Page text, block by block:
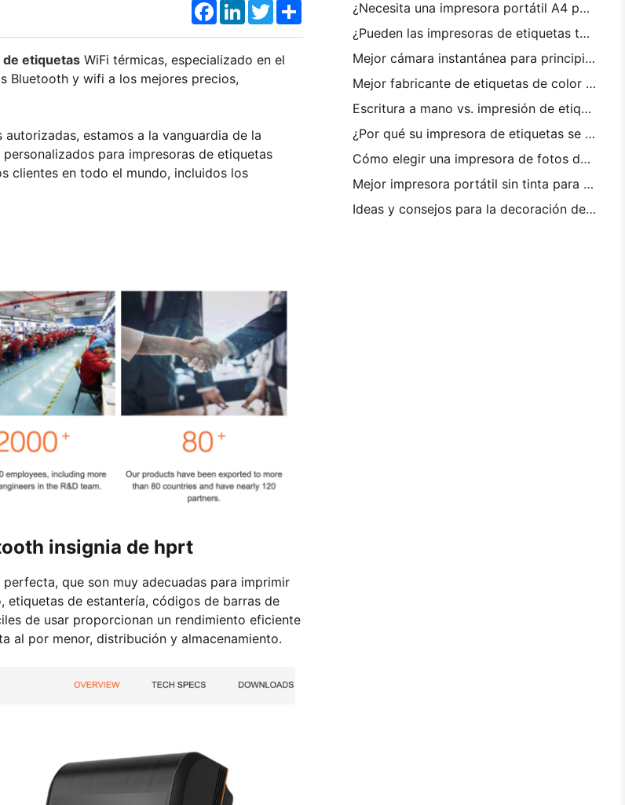
Facebook
LinkedInTwitterShare
etiquetas WiFi térmicas, especializado en el
Bluetooth y wifi a los mejores precios,
estamos a la vanguardia de la
para impresoras de etiquetas
clientes en todo el mundo, incluidos los
insignia de hprt
que son muy adecuadas para imprimir
de estantería, códigos de barras de
de usar proporcionan un rendimiento eficiente
al por menor, distribución y almacenamiento.
¿Necesita una impresora portátil A4 para facturas de almacén? Lo que realmente funciona
¿Pueden las impresoras de etiquetas térmicas hacer etiquetas impermeables para productos de pequeñas empresas?
Mejor cámara instantánea para principiantes que no quieren desperdiciar papel
Mejor fabricante de etiquetas de color para diarios y scrapbooking: Añadir más color a cada página
Escritura a mano vs. impresión de etiquetas de envío: consejos para las pequeñas empresas en 2026
¿Por qué su impresora de etiquetas se bloquea?
Cómo elegir una impresora de fotos de bolsillo: una guía completa para los usuarios de diario, viajes y iPhone
Mejor impresora portátil sin tinta para viajes, escuela y trabajo móvil: Hanin MT620 Pro
Ideas y consejos para la decoración de dormitorios y dormitorios